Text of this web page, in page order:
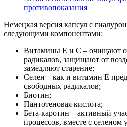
противопоказания
Немецкая версия капсул с
следующими компонентами:
Витамины Е и С – очищают
радикалов, защищают от
замедляют старение;
Селен – как и витамин Е
свободных радикалов;
Биотин;
Пантотеновая кислота;
Бета-каротин – активный
процессов, вместе с селеном